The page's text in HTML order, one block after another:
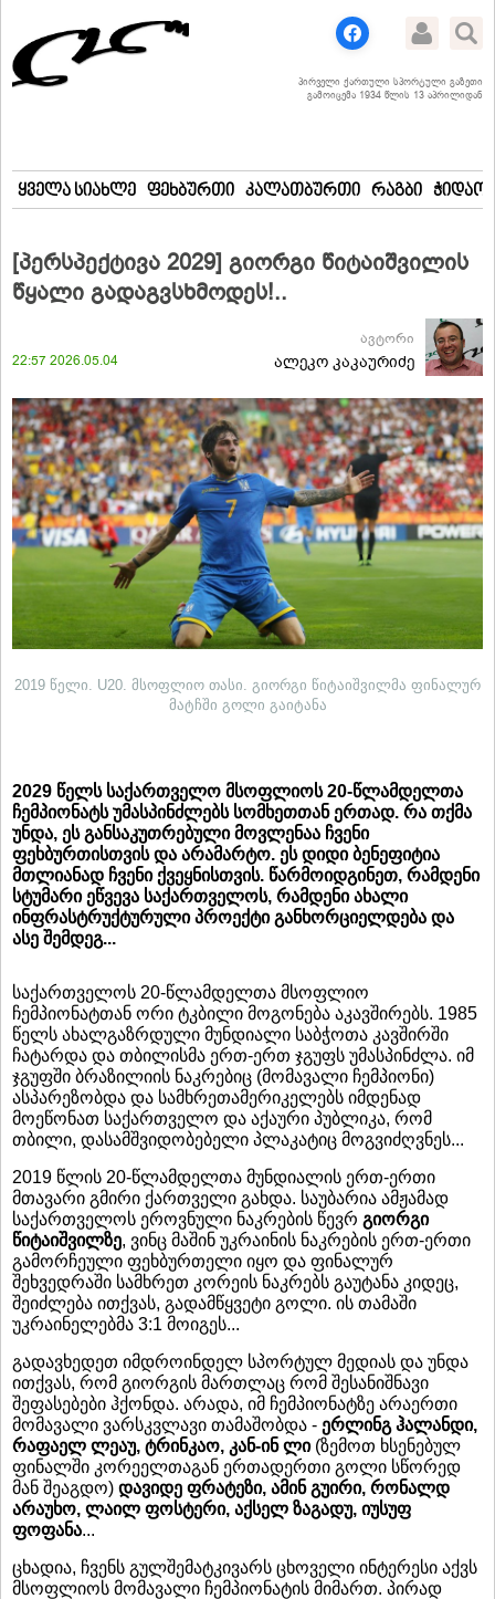
პირველი ქართული სპორტული გაზეთი
გამოიცემა 1934 წლის 13 აპრილიდან
ყველა სიახლე ფეხბურთი კალათბურთი რაგბი
[პერსპექტივა 2029] გიორგი წიტაიშვილის
წყალი გადაგვსხმოდეს!..
22:57 2026.05.04
ავტორი
ალეკო კაკაურიძე
2019 წელი. U20. მსოფლიო თასი. გიორგი წიტაიშვილმა ფინალურ
მატჩში გოლი გაიტანა
2029 წელს საქართველო მსოფლიოს 20-წლამდელთა
ჩემპიონატს უმასპინძლებს სომხეთთან ერთად. რა თქმა
უნდა, ეს განსაკუთრებული მოვლენაა ჩვენი
ფეხბურთისთვის და არამარტო. ეს დიდი ბენეფიტია
მთლიანად ჩვენი ქვეყნისთვის. წარმოიდგინეთ, რამდენი
სტუმარი ეწვევა საქართველოს, რამდენი ახალი
ინფრასტრუქტურული პროექტი განხორციელდება და
ასე შემდეგ...
საქართველოს 20-წლამდელთა მსოფლიო
ჩემპიონატთან ორი ტკბილი მოგონება აკავშირებს. 1985
წელს ახალგაზრდული მუნდიალი საბჭოთა კავშირში
ჩატარდა და თბილისმა ერთ-ერთ ჯგუფს უმასპინძლა. იმ
ჯგუფში ბრაზილიის ნაკრებიც (მომავალი ჩემპიონი)
ასპარეზობდა და სამხრეთამერიკელებს იმდენად
მოეწონათ საქართველო და აქაური პუბლიკა, რომ
თბილი, დასამშვიდობებელი პლაკატიც მოგვიძღვნეს...
2019 წლის 20-წლამდელთა მუნდიალის ერთ-ერთი
მთავარი გმირი ქართველი გახდა. საუბარია ამჟამად
საქართველოს ეროვნული ნაკრების წევრ გიორგი
წიტაიშვილზე, ვინც მაშინ უკრაინის ნაკრების ერთ-ერთი
გამორჩეული ფეხბურთელი იყო და ფინალურ
შეხვედრაში სამხრეთ კორეის ნაკრებს გაუტანა კიდეც,
შეიძლება ითქვას, გადამწყვეტი გოლი. ის თამაში
უკრაინელებმა 3:1 მოიგეს...
გადავხედეთ იმდროინდელ სპორტულ მედიას და უნდა
ითქვას, რომ გიორგის მართლაც რომ შესანიშნავი
შეფასებები ჰქონდა. არადა, იმ ჩემპიონატზე არაერთი
მომავალი ვარსკვლავი თამაშობდა - ერლინგ ჰალანდი,
რაფაელ ლეაუ, ტრინკაო, კან-ინ ლი(ზემოთ ხსენებულ
ფინალში კორეელთაგან ერთადერთი გოლი სწორედ
მან შეაგდო) დავიდე ფრატეზი, ამინ გუირი, რონალდ
არაუხო, ლაილ ფოსტერი, აქსელ ზაგადუ, იუსუფ
ფოფანა...
ცხადია, ჩვენს გულშემატკივარს ცხოველი ინტერესი აქვს
მსოფლიოს მომავალი ჩემპიონატის მიმართ. პირად